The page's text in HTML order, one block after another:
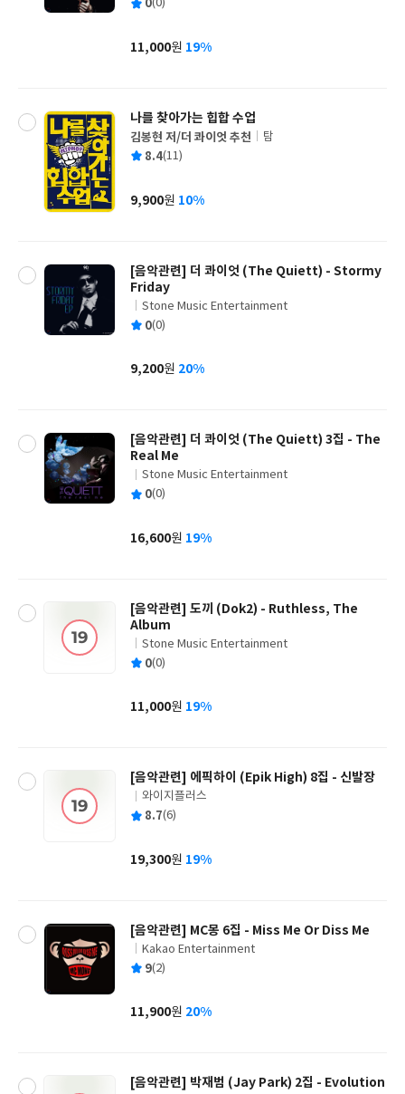
쓴
출
사
평 0(0)
가
11,000원 19%
나를 찾아가는 힙합 수업
글
쓴
김봉현 저/더 콰이엇 추천
출
사
탐
평 8.4(11)
가
9,900원 10%
[음악관련] 더 콰이엇 (The Quiett) - Stormy
Friday
글
쓴
출
사
Stone Music Entertainment
평 0(0)
가
9,200원 20%
[음악관련] 더 콰이엇 (The Quiett) 3집 - The
Real Me
글
쓴
출
사
Stone Music Entertainment
평 0(0)
가
16,600원 19%
[음악관련] 도끼 (Dok2) - Ruthless, The
Album
글
쓴
출
사
Stone Music Entertainment
평 0(0)
가
11,000원 19%
[음악관련] 에픽하이 (Epik High) 8집 - 신발장
글
쓴
출
사
와이지플러스
평 8.7(6)
가
19,300원 19%
[음악관련] MC몽 6집 - Miss Me Or Diss Me
글
쓴
출
사
Kakao Entertainment
평 9(2)
가
11,900원 20%
[음악관련] 박재범 (Jay Park) 2집 - Evolution